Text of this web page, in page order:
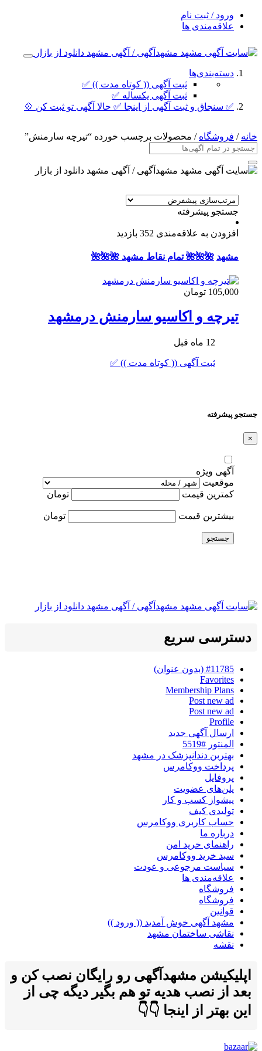
ورود / ثبت نام
علاقه‌مندی ها
دسته‌بندی‌ها
ثبت آگهی (( کوتاه مدت )) ✅
ثبت آگهی یکساله ✅
✅ سنجاق و ثبت آگهی از اینجا ✅ حالا آگهی تو ثبت کن 💠
خانه / فروشگاه / محصولات برچسب خورده “تیرچه سارمنش”
جستجو پیشرفته
افزودن به علاقه‌مندی 352 بازدید
مشهد 🌺🌺🌺 تمام نقاط مشهد 🌺🌺🌺
105,000 تومان
تیرچه و اکاسیو سارمنش درمشهد
12 ماه قبل
ثبت آگهی (( کوتاه مدت )) ✅
جستجو پیشرفته
×
آگهی ویژه
موقعیت
کمترین قیمت
تومان
بیشترین قیمت تومان
جستجو
دسترسی سریع
#11785 (بدون عنوان)
Favorites
Membership Plans
Post new ad
Post new ad
Profile
ارسال آگهی جدید
المنتور #5519
بهتربن دندانپزشک در مشهد
پرداخت ووکامرس
پروفایل
پلن‌های عضویت
پیشواز کسب و کار
تولیدی کیف
حساب کاربری ووکامرس
درباره ما
راهنمای خرید امن
سبد خرید ووکامرس
سیاست مرجوعی و عودت
علاقه‌مندی ها
فروشگاه
فروشگاه
قوانین
مشهد آگهی خوش آمدید (( ورود ))
نقاشی ساختمان مشهد
نقشه
اپلیکیشن مشهدآگهی رو رایگان نصب کن و
بعد از نصب هدیه تو هم بگیر دیگه چی از
این بهتر از اینجا 👇👇